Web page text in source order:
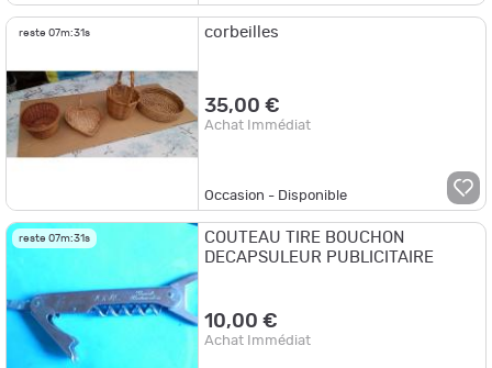
reste 07m:31s corbeilles
35,00 €
Achat Immédiat
Occasion - Disponible
reste 07m:31s
COUTEAU TIRE BOUCHON
DECAPSULEUR PUBLICITAIRE
10,00 €
Achat Immédiat